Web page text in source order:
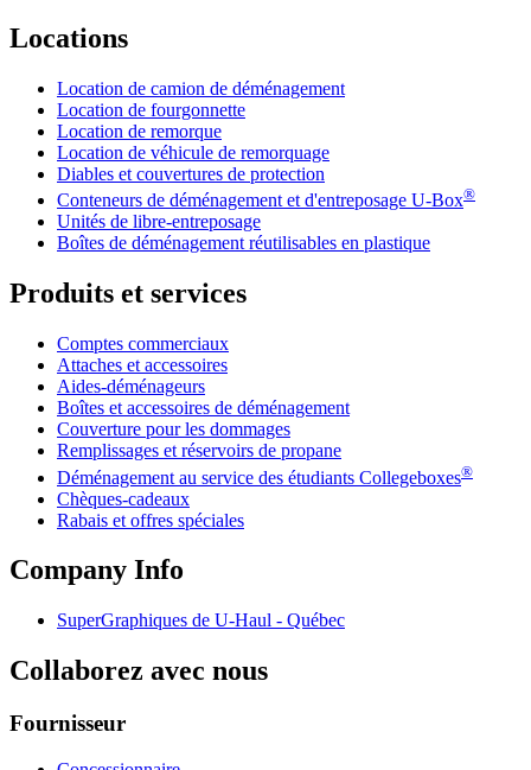
Locations
Location de camion de déménagement
Location de fourgonnette
Location de remorque
Location de véhicule de remorquage
Diables et couvertures de protection
Conteneurs de déménagement et d'entreposage U-Box®
Unités de libre-entreposage
Boîtes de déménagement réutilisables en plastique
Produits et services
Comptes commerciaux
Attaches et accessoires
Aides-déménageurs
Boîtes et accessoires de déménagement
Couverture pour les dommages
Remplissages et réservoirs de propane
Déménagement au service des étudiants Collegeboxes®
Chèques-cadeaux
Rabais et offres spéciales
Company Info
SuperGraphiques de U-Haul - Québec
Collaborez avec nous
Fournisseur